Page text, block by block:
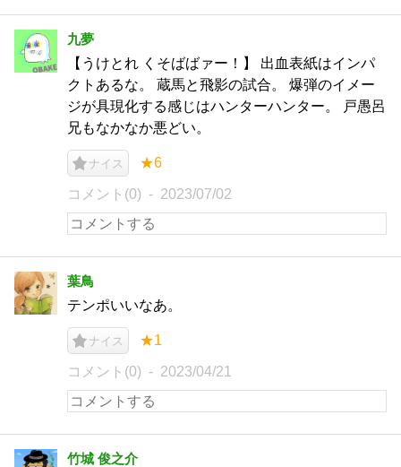
九夢
【うけとれ くそばばァー！】 出血表紙はインパ
クトあるな。 蔵馬と飛影の試合。 爆弾のイメー
ジが具現化する感じはハンターハンター。 戸愚呂
兄もなかなか悪どい。
ナイス ★6
コメント(0) 2023/07/02
葉鳥
テンポいいなあ。
ナイス ★1
コメント(0) 2023/04/21
竹城 俊之介